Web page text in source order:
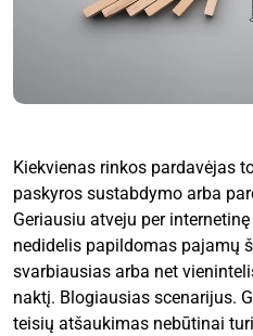
Kiekvienas rinkos pardavėjas
paskyros sustabdymo arba
Geriausiu atveju per
nedidelis papildomas pajamų
svarbiausias arba net
naktį. Blogiausias scenarijus.
teisių atšaukimas nebūtinai